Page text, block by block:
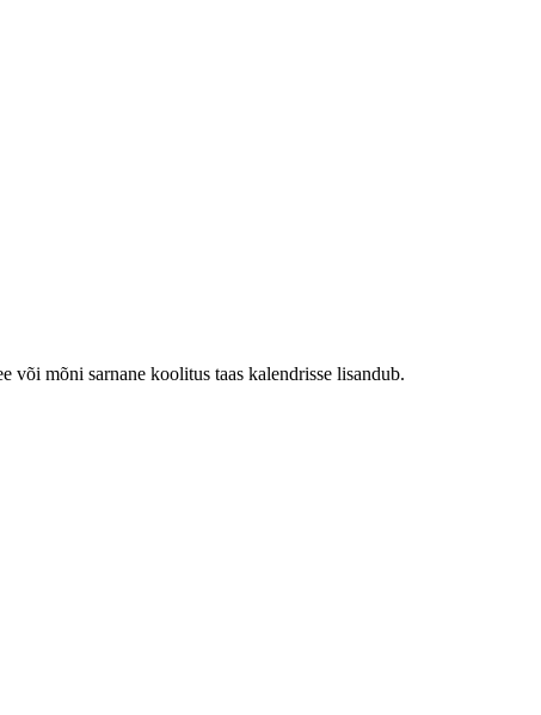
või mõni sarnane koolitus taas kalendrisse lisandub.